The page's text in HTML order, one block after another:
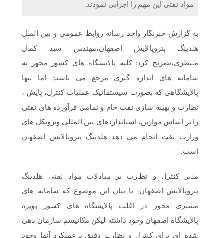
مواد نفتی این مهم را اجرایی نمودند.
به گزارش خبرنگار واحد رسانه روابط عمومی و بین الملل
هلدینگ پتروپالایش اصفهان،مهندس سید کمال
منتظری،تصریح کرد: کلیه پالایشگاه های کشور مجهز به
سامانه های اندازه گیری مرجع می باشند اما تنها
پالایشگاهی که بصورت سیستماتیک عملیات کنترل، پایش ،
نظارت و بهینه سازی نفت خام و تمامی فرآورده های نفتی
را بر اساس موازین، استانداردهای بین المللی وپروتکل های
وزارت نفت انجام می دهد هلدینگ پتروپالایش اصفهان
است.
مدیر کنترل و نظارت بر مبادلات مواد نفتی هلدینگ
پتروپالایش اصفهان، با بیان این موضوع که سامانه های
مشتری محور در اغلب پالایشگاه های کشور بویژه
پالایشگاه اصفهان وجود داشته لیکن مکانیسم سازمان دهی
شده ای برای کنترل و نظارت دقیق برعملکرد آنها وجود